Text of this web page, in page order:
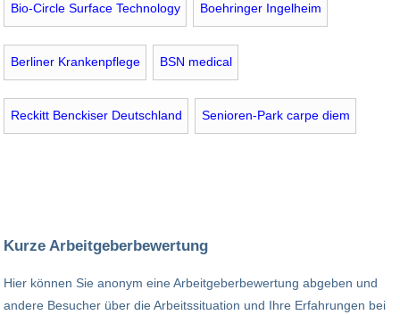
Bio-Circle Surface Technology Boehringer Ingelheim
Berliner Krankenpflege BSN medical
Reckitt Benckiser Deutschland Senioren-Park carpe diem
Kurze Arbeitgeberbewertung
Hier können Sie anonym eine Arbeitgeberbewertung abgeben und
andere Besucher über die Arbeitssituation und Ihre Erfahrungen bei